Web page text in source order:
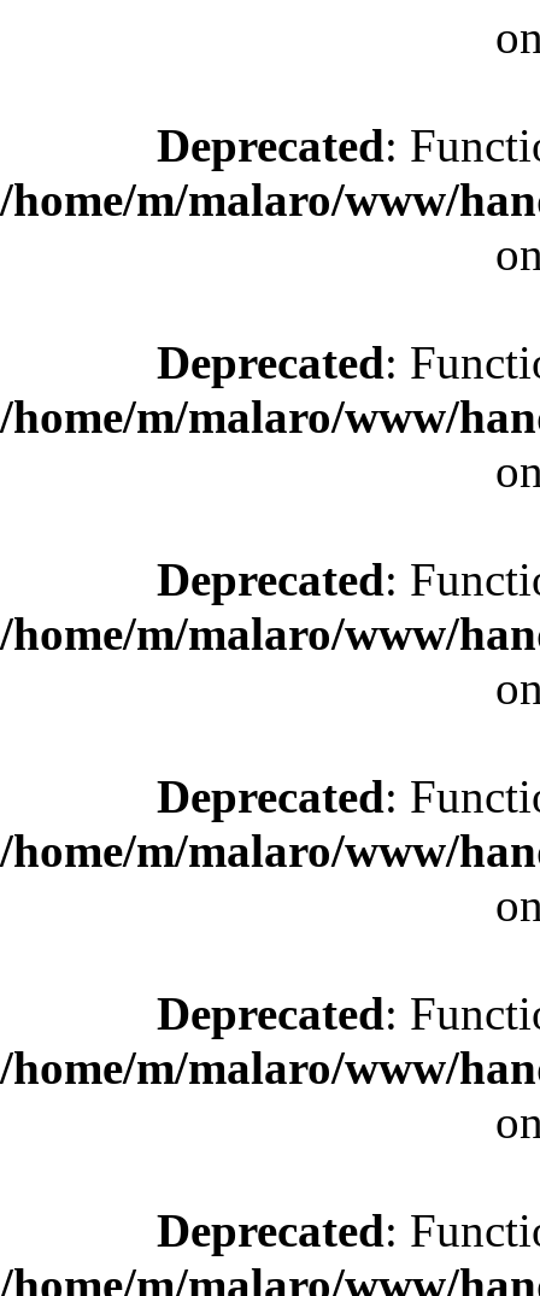
Deprecated:
/home/m/malaro/www/
Deprecated:
/home/m/malaro/www/
Deprecated:
/home/m/malaro/www/
Deprecated:
/home/m/malaro/www/
Deprecated:
/home/m/malaro/www/
Deprecated:
/home/m/malaro/www/